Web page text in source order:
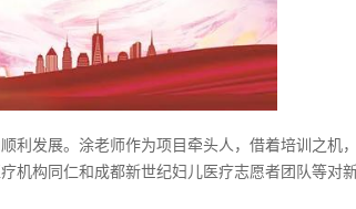
利发展。涂老师作为项目牵头人，借着培训之机
机构同仁和成都新世纪妇儿医疗志愿者团队等对